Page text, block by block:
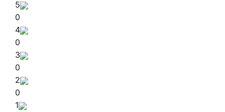
5
0
4
0
3
0
2
0
1